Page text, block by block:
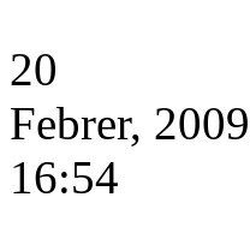
20
Febrer, 2009
16:54